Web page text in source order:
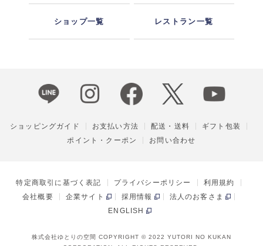
ショップ一覧 レストラン一覧
ショッピングガイド お支払い方法 配送・送料
ギフト包装
ポイント・クーポン
お問い合わせ
特定商取引に基づく表記 プライバシーポリシー
利用規約
会社概要
企業サイト 採用情報
法人のお客さま
ENGLISH
株式会社ゆとりの空間 COPYRIGHT © 2022 YUTORI NO KUKAN